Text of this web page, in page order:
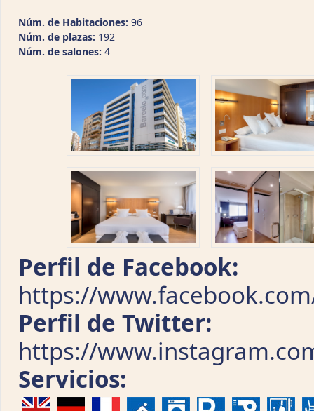
Núm. de Habitaciones: 96
Núm. de plazas: 192
Núm. de salones: 4
Perfil de Facebook:
https://
Perfil de Twitter:
https://
Servicios: